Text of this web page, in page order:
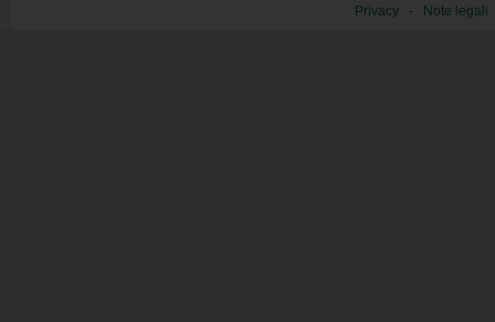
Privacy - Note legali